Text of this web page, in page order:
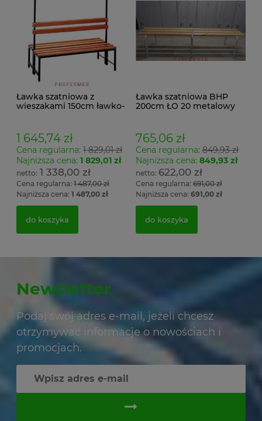
Ławka szatniowa z
wieszakami 150cm ławko-
1 645,74 zł
Cena regularna: 1 829,01 zł
Najniższa cena: 1 829,01 zł
1 338,00 zł
Cena regularna: 1 487,00 zł
Najniższa cena: 1 487,00 zł
do koszyka
Ławka szatniowa BHP
200cm ŁO 20 metalowy
765,06 zł
Cena regularna:849,93 zł
Najniższa cena: 849,93 zł
622,00 zł
Cena regularna:691,00 zł
Najniższa cena: 691,00 zł
do koszyka
Newsletter
Podaj swój adres e-mail, jeżeli chcesz
otrzymywać informacje o nowościach i
promocjach.